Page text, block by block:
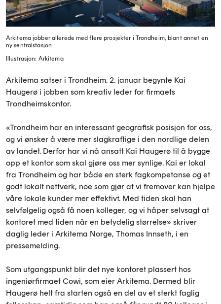
Arkitema jobber allerede med flere prosjekter i Trondheim, blant annet en
ny sentralstasjon.
Illustrasjon: Arkitema
Arkitema satser i Trondheim. 2. januar begynte Kai
Haugerø i jobben som kreativ leder for firmaets
Trondheimskontor.
«Trondheim har en interessant geografisk posisjon for oss,
og vi ønsker å være mer slagkraftige i den nordlige delen
av landet. Derfor har vi nå ansatt Kai Haugerø til å bygge
opp et kontor som skal gjøre oss mer synlige. Kai er lokal
fra Trondheim og har både en sterk fagkompetanse og et
godt lokalt nettverk, noe som gjør at vi fremover kan hjelpe
våre lokale kunder mer effektivt. Med tiden skal han
selvfølgelig også få noen kolleger, og vi håper selvsagt at
kontoret med tiden når en betydelig størrelse» skriver
daglig leder i Arkitema Norge, Thomas Innseth, i en
pressemelding.
Som utgangspunkt blir det nye kontoret plassert hos
ingeniørfirmaet Cowi, som eier Arkitema. Dermed blir
Haugerø helt fra starten også en del av et sterkt faglig